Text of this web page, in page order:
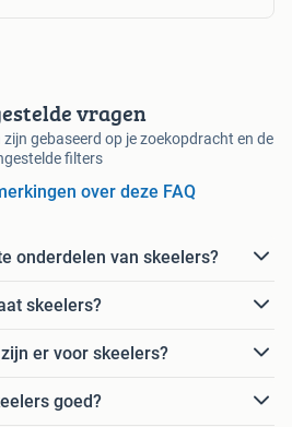
vragen
gebaseerd op je zoekopdracht en de
filters
over deze FAQ
onderdelen van skeelers?
skeelers?
er voor skeelers?
goed?